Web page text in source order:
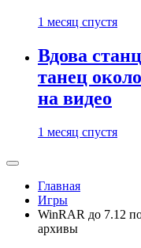
1 месяц спустя
Вдова
танец
на видео
1 месяц спустя
Главная
Игры
WinRAR до 7.12
архивы